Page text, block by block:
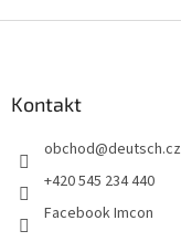
Kontakt
obchod@deutsch.cz
+420 545 234 440
Facebook Imcon